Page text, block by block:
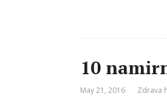
10
May 21, 2016 Zdrava